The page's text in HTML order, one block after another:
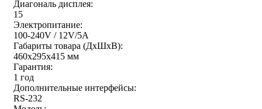
Диагональ дисплея:
15
Электропитание:
100-240V / 12V/5A
Габариты товара (ДxШxВ):
460x295x415 мм
Гарантия:
1 год
Дополнительные интерфейсы:
RS-232